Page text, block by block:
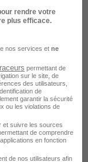
rendre votre
plus efficace.
nos services et ne
permettant de
sur le site, de
des utilisateurs,
de
garantir la sécurité
ou les violations de
et suivre les sources
de comprendre
en fonction
de nos utilisateurs afin